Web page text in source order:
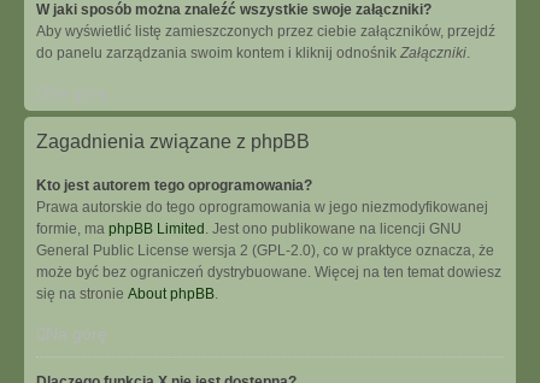
W jaki sposób można znaleźć wszystkie swoje załączniki?
Aby wyświetlić listę zamieszczonych przez ciebie załączników, przejdź
do panelu zarządzania swoim kontem i kliknij odnośnik Załączniki.
Zagadnienia związane z phpBB
Kto jest autorem tego oprogramowania?
Prawa autorskie do tego oprogramowania w jego niezmodyfikowanej
formie, ma phpBB Limited . Jest ono publikowane na licencji GNU
General Public License wersja 2 (GPL-2.0), co w praktyce oznacza, że
może być bez ograniczeń dystrybuowane. Więcej na ten temat dowiesz
się na stronie About phpBB.
Na górę